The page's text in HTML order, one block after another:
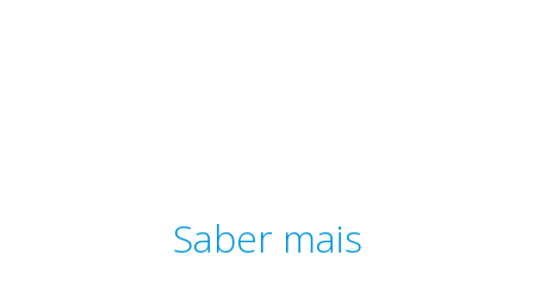
Saber mais